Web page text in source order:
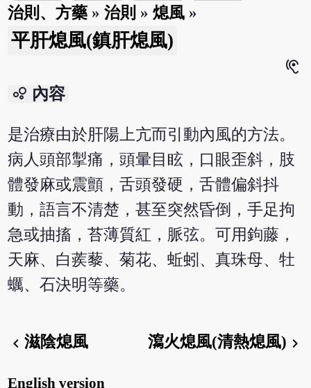
治則、方藥 »治則 »熄風 »
平肝熄風(鎮肝熄風)
hearing
bubble_chart 內容
是治療由於肝陽上亢而引動內風的方法。
病人頭部掣痛，頭暈目眩，口眼歪斜，肢
體發麻或震顫，舌頭發硬，舌體偏斜抖
動，語言不清楚，甚至突然昏倒，手足拘
急或抽搐，苔薄質紅，脈弦。可用鉤藤，
天麻、白蒺藜、菊花、蚯蚓、真珠母、牡
蠣、石決明等藥。
chevron_left滋陰熄風 瀉火熄風(清熱熄風) chevron_right
English version